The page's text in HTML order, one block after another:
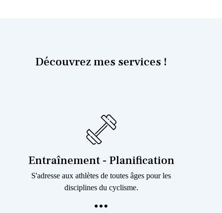
Découvrez mes services !
Entraînement - Planification
S'adresse aux athlètes de toutes âges pour les
disciplines du cyclisme.